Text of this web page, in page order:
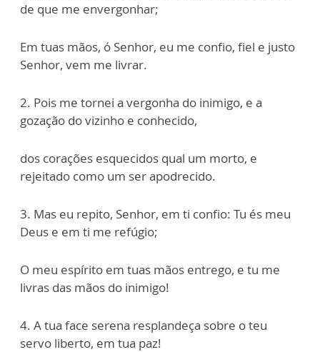
de que me envergonhar;
Em tuas mãos, ó Senhor, eu me confio, fiel e justo
Senhor, vem me livrar.
2. Pois me tornei a vergonha do inimigo, e a
gozação do vizinho e conhecido,
dos corações esquecidos qual um morto, e
rejeitado como um ser apodrecido.
3. Mas eu repito, Senhor, em ti confio: Tu és meu
Deus e em ti me refúgio;
O meu espírito em tuas mãos entrego, e tu me
livras das mãos do inimigo!
4. A tua face serena resplandeça sobre o teu
servo liberto, em tua paz!